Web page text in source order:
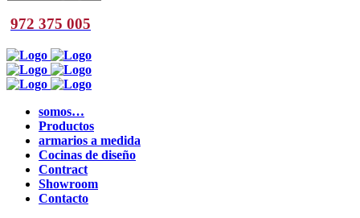
972 375 005
somos…
Productos
armarios a medida
Cocinas de diseño
Contract
Showroom
Contacto